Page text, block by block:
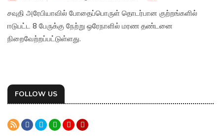
சவுதி அரேபியாவில் போதைப்பொருள் தொடர்பான குற்றங்களில்
ஈடுபட்ட 8 பேருக்கு நேற்று ஒரேநாளில் மரண தண்டனை
நிறைவேற்றப்பட்டுள்ளது.
FOLLOW US